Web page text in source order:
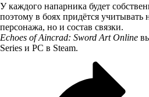
У каждого напарника будет
поэтому в боях придётся учитывать
персонажа, но и состав связки.
Echoes of Aincrad: Sword Art Online
Series и PC в Steam.